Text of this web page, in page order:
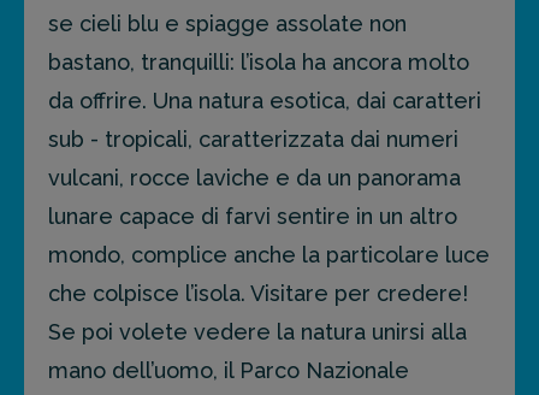
se cieli blu e spiagge assolate non
bastano, tranquilli: l’isola ha ancora molto
da offrire. Una natura esotica, dai caratteri
sub - tropicali, caratterizzata dai numeri
vulcani, rocce laviche e da un panorama
lunare capace di farvi sentire in un altro
mondo, complice anche la particolare luce
che colpisce l’isola. Visitare per credere!
Se poi volete vedere la natura unirsi alla
mano dell’uomo, il Parco Nazionale